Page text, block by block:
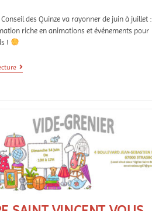
des Quinze va rayonner de juin à juillet :
riche en animations et événements pour
!